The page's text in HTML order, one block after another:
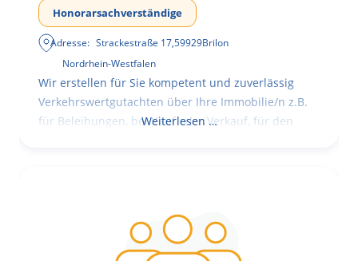
Honorarsachverständige
Adresse: Strackestraße 17,59929Brilon
Nordrhein-Westfalen
Wir erstellen für Sie kompetent und zuverlässig
Verkehrswertgutachten über Ihre Immobilie/n z.B.
für Beleihungen, bei Kauf oder Verkauf, für den
Weiterlesen …